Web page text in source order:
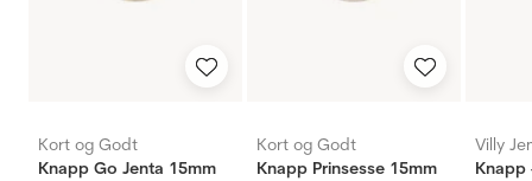
Kort og Godt
Knapp Go Jenta 15mm
Kort og Godt
Knapp Prinsesse 15mm
Villy